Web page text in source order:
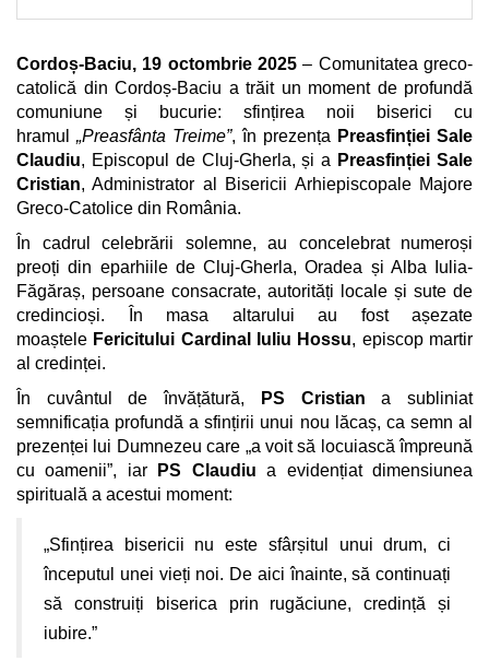
Cordoș-Baciu, 19 octombrie 2025 – Comunitatea greco-
catolică din Cordoș-Baciu a trăit un moment de profundă
comuniune și bucurie: sfințirea noii biserici cu
hramul „Preasfânta Treime”, în prezența Preasfinției Sale
Claudiu, Episcopul de Cluj-Gherla, și a Preasfinției Sale
Cristian, Administrator al Bisericii Arhiepiscopale Majore
Greco-Catolice din România.
În cadrul celebrării solemne, au concelebrat numeroși
preoți din eparhiile de Cluj-Gherla, Oradea și Alba Iulia-
Făgăraș, persoane consacrate, autorități locale și sute de
credincioși. În masa altarului au fost așezate
moaștele Fericitului Cardinal Iuliu Hossu, episcop martir
al credinței.
În cuvântul de învățătură,
PS Cristian a subliniat
semnificația profundă a sfințirii unui nou lăcaș, ca semn al
prezenței lui Dumnezeu care „a voit să locuiască împreună
cu oamenii”, iar
PS Claudiu a evidențiat dimensiunea
spirituală a acestui moment:
„Sfințirea bisericii nu este sfârșitul unui drum, ci
începutul unei vieți noi. De aici înainte, să continuați
să construiți biserica prin rugăciune, credință și
iubire.”